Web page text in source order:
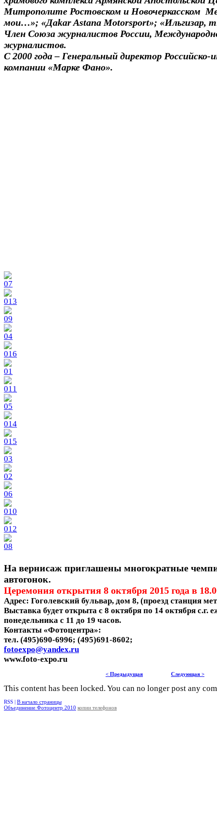
Митрополите Ростовском и Новочеркасском
мои…»; «Дakar Astana Motorsport»; «Ильгизар,
Член Союза журналистов России,
журналистов.
С 2000 года – Генеральный директор Российско-
компании «Марке Фано».
На вернисаж приглашены многократные
автогонок.
Церемония открытия 8 октября 2015 года в
Адрес: Гоголевский бульвар, дом 8, (проезд станция
Выставка будет открыта с 8 октября по 14 октября с.г.
понедельника с 11 до 19 часов.
Контакты «Фотоцентра»:
тел. (495)690-6996; (495)691-8602;
fotoexpo@yandex.ru
www.foto-expo.ru
< Предыдущая Следующая >
This content has been locked. You can no longer post any
RSS | В начало страницы
Объединение Фотоцентр 2010 копии телефонов